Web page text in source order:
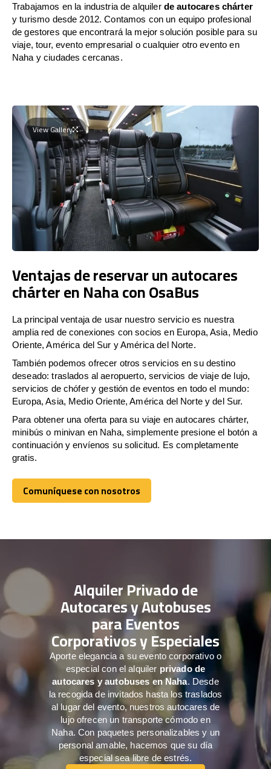
Trabajamos en la industria de alquiler de autocares chárter
y turismo desde 2012. Contamos con un equipo profesional
de gestores que encontrará la mejor solución posible para su
viaje, tour, evento empresarial o cualquier otro evento en
Naha y ciudades cercanas.
View Gallery
Ventajas de reservar un autocares
chárter en Naha con OsaBus
La principal ventaja de usar nuestro servicio es nuestra
amplia red de conexiones con socios en Europa, Asia, Medio
Oriente, América del Sur y América del Norte.
También podemos ofrecer otros servicios en su destino
deseado: traslados al aeropuerto, servicios de viaje de lujo,
servicios de chófer y gestión de eventos en todo el mundo:
Europa, Asia, Medio Oriente, América del Norte y del Sur.
Para obtener una oferta para su viaje en autocares chárter,
minibús o minivan en Naha, simplemente presione el botón a
continuación y envíenos su solicitud. Es completamente
gratis.
Comuníquese con nosotros
Comuníquese con nosotros
Alquiler Privado de
Autocares y Autobuses
para Eventos
Corporativos y Especiales
Aporte elegancia a su evento corporativo o
especial con el alquiler privado de
autocares y autobuses en Naha. Desde
la recogida de invitados hasta los traslados
al lugar del evento, nuestros autocares de
lujo ofrecen un transporte cómodo en
Naha. Con paquetes personalizables y un
personal amable, hacemos que su día
especial sea libre de estrés.